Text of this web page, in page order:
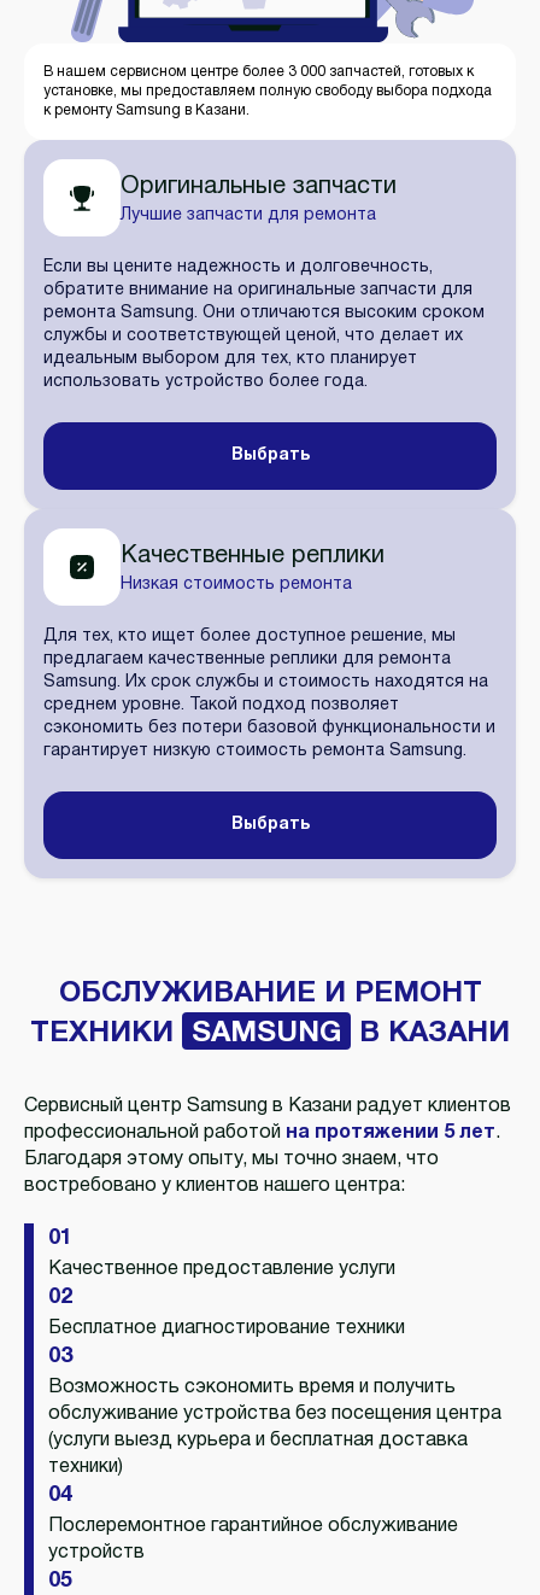
В нашем сервисном центре более 3 000 запчастей, готовых к
установке, мы предоставляем полную свободу выбора подхода
к ремонту Samsung в Казани.
Оригинальные запчасти
Лучшие запчасти для ремонта
Если вы цените надежность и долговечность,
обратите внимание на оригинальные запчасти для
ремонта Samsung. Они отличаются высоким сроком
службы и соответствующей ценой, что делает их
идеальным выбором для тех, кто планирует
использовать устройство более года.
Выбрать
Качественные реплики
Низкая стоимость ремонта
Для тех, кто ищет более доступное решение, мы
предлагаем качественные реплики для ремонта
Samsung. Их срок службы и стоимость находятся на
среднем уровне. Такой подход позволяет
сэкономить без потери базовой функциональности и
гарантирует низкую стоимость ремонта Samsung.
Выбрать
ОБСЛУЖИВАНИЕ И РЕМОНТ
ТЕХНИКИ
SAMSUNG В КАЗАНИ
Сервисный центр Samsung в Казани радует клиентов
профессиональной работой
на протяжении 5 лет.
Благодаря этому опыту, мы точно знаем, что
востребовано у клиентов нашего центра:
01
Качественное предоставление услуги
02
Бесплатное диагностирование техники
03
Возможность сэкономить время и получить
обслуживание устройства без посещения центра
(услуги выезд курьера и бесплатная доставка
техники)
04
Послеремонтное гарантийное обслуживание
устройств
05